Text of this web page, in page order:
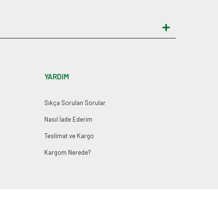
YARDIM
Sıkça Sorulan Sorular
Nasıl İade Ederim
Teslimat ve Kargo
Kargom Nerede?